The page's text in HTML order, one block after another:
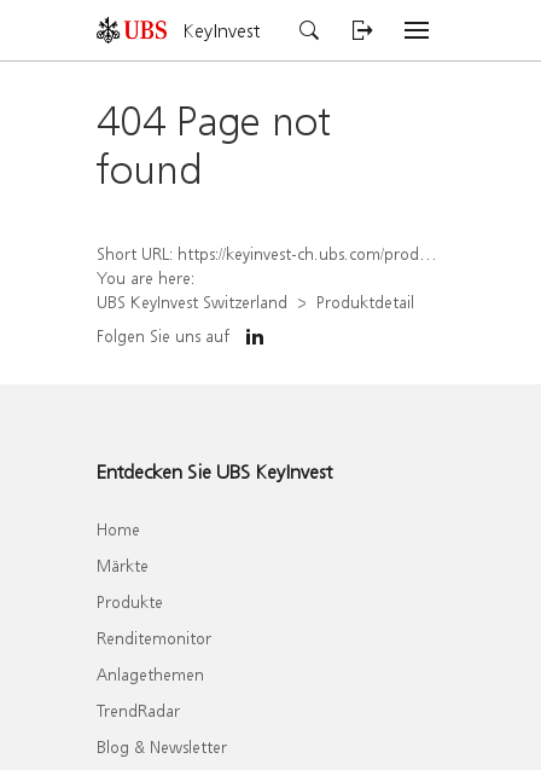
KeyInvest
404 Page not
found
Short URL: https://keyinvest-ch.ubs.com/produkt/detail/index/isin/CH1577805653
You are here:
UBS KeyInvest Switzerland
Produktdetail
Folgen Sie uns auf
Entdecken Sie UBS KeyInvest
Home
Märkte
Produkte
Renditemonitor
Anlagethemen
TrendRadar
Blog & Newsletter